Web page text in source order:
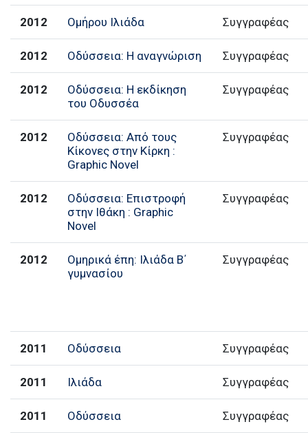
2012 Ομήρου Ιλιάδα Συγγραφέας
2012 Οδύσσεια: Η αναγνώριση Συγγραφέας
2012
Οδύσσεια: Η εκδίκηση
του Οδυσσέα
Συγγραφέας
2012
Οδύσσεια: Από τους
Κίκονες στην Κίρκη :
Graphic Novel
Συγγραφέας
2012
Οδύσσεια: Επιστροφή
στην Ιθάκη : Graphic
Novel
Συγγραφέας
2012
Ομηρικά έπη: Ιλιάδα Β΄
γυμνασίου
Συγγραφέας
2011 Οδύσσεια Συγγραφέας
2011 Ιλιάδα Συγγραφέας
2011 Οδύσσεια Συγγραφέας